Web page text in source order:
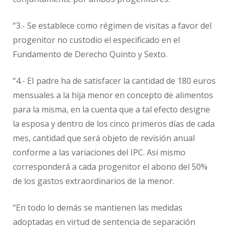
“3.- Se establece como régimen de visitas a favor del
progenitor no custodio el especificado en el
Fundamento de Derecho Quinto y Sexto.
“4.- EI padre ha de satisfacer la cantidad de 180 euros
mensuales a la hija menor en concepto de alimentos
para la misma, en la cuenta que a tal efecto designe
la esposa y dentro de los cinco primeros días de cada
mes, cantidad que será objeto de revisión anual
conforme a las variaciones del IPC. Así mismo
corresponderá a cada progenitor el abono del 50%
de los gastos extraordinarios de la menor.
“En todo lo demás se mantienen las medidas
adoptadas en virtud de sentencia de separación